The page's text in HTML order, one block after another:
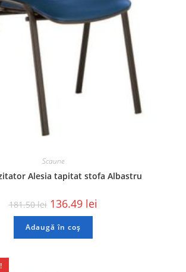
Scaune
Alesia tapitat stofa Albastru
181.50lei 136.49 lei
Adaugă în coș